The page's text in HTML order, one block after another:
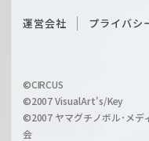
c
a
r
z
運営会社 プライバシ
©CIRCUS
©2007 VisualArt's/Key
©2007 ヤマグチノボル･メデ
会